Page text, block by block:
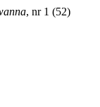
, nr 1 (52)